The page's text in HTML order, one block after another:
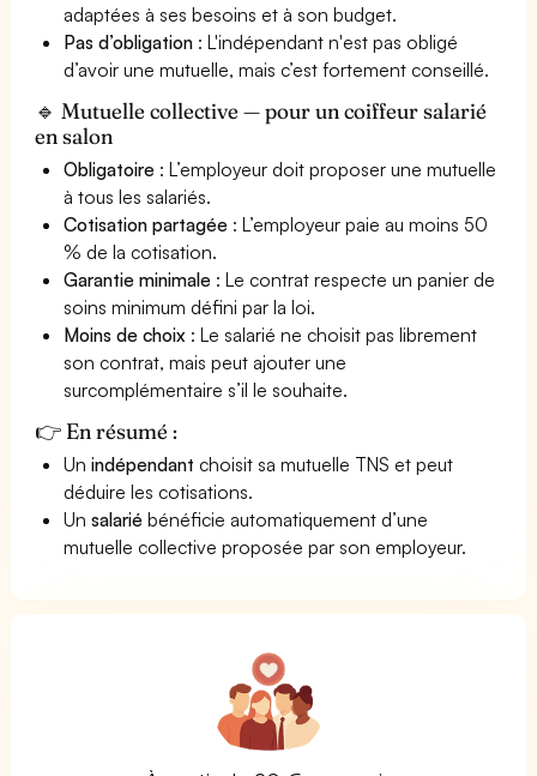
adaptées à ses besoins et à son budget.
Pas d’obligation : L'indépendant n'est pas obligé
d’avoir une mutuelle, mais c’est fortement conseillé.
🔹 Mutuelle collective — pour un coiffeur salarié
en salon
Obligatoire : L’employeur doit proposer une mutuelle
à tous les salariés.
Cotisation partagée : L’employeur paie au moins 50
% de la cotisation.
Garantie minimale : Le contrat respecte un panier de
soins minimum défini par la loi.
Moins de choix : Le salarié ne choisit pas librement
son contrat, mais peut ajouter une
surcomplémentaire s’il le souhaite.
👉 En résumé :
Unindépendant choisit sa mutuelle TNS et peut
déduire les cotisations.
Unsalarié bénéficie automatiquement d’une
mutuelle collective proposée par son employeur.